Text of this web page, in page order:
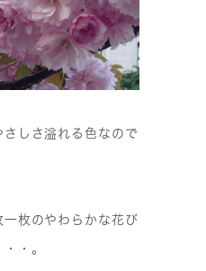
しさ溢れる色なので
枚のやわらかな花び
・。